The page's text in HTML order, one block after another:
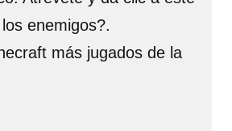
enemigos?.
más jugados de la